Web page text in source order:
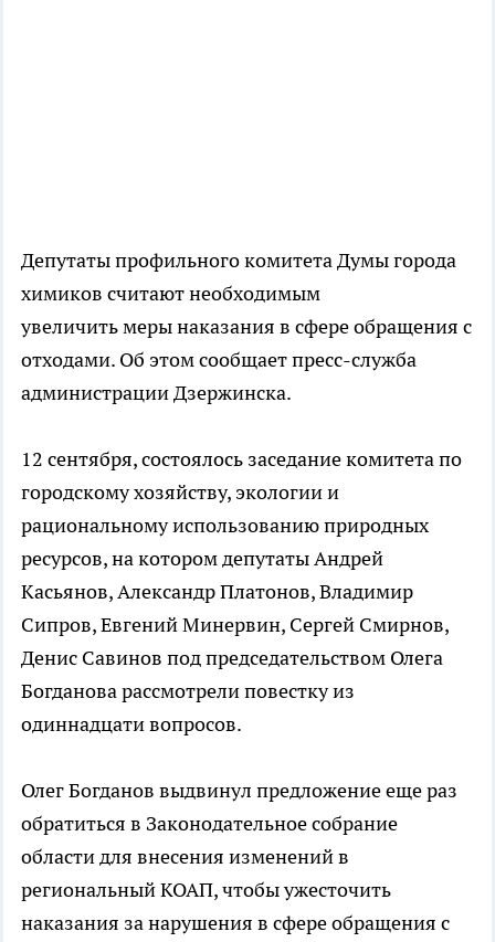
Депутаты профильного комитета Думы города
химиков считают необходимым
увеличить меры наказания в сфере обращения с
отходами. Об этом сообщает пресс-служба
администрации Дзержинска.
12 сентября, состоялось заседание комитета по
городскому хозяйству, экологии и
рациональному использованию природных
ресурсов, на котором депутаты Андрей
Касьянов, Александр Платонов, Владимир
Сипров, Евгений Минервин, Сергей Смирнов,
Денис Савинов под председательством Олега
Богданова рассмотрели повестку из
одиннадцати вопросов.
Олег Богданов выдвинул предложение еще раз
обратиться в Законодательное собрание
области для внесения изменений в
региональный КОАП, чтобы ужесточить
наказания за нарушения в сфере обращения с